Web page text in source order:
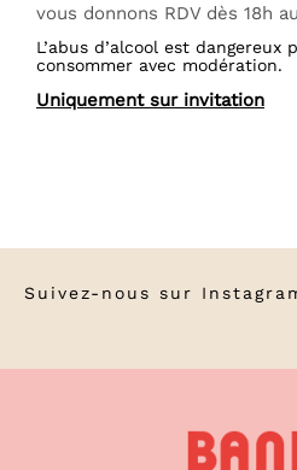
vous donnons RDV dès 18h
L’abus d’alcool est dangereux
consommer avec modération.
Uniquement sur invitation
Suivez-nous sur